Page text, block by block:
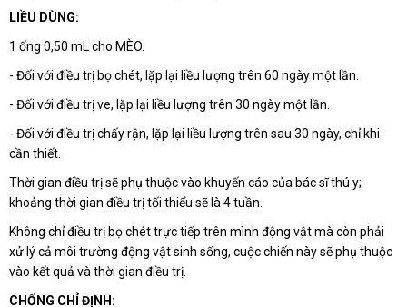
LIỀU DÙNG:
1 ống 0,50 mL cho MÈO.
- Đối với điều trị bọ chét, lặp lại liều lượng trên 60 ngày một lần.
- Đối với điều trị ve, lặp lại liều lượng trên 30 ngày một lần.
- Đối với điều trị chấy rận, lặp lại liều lượng trên sau 30 ngày, chỉ khi
cần thiết.
Thời gian điều trị sẽ phụ thuộc vào khuyến cáo của bác sĩ thú y;
khoảng thời gian điều trị tối thiểu sẽ là 4 tuần.
Không chỉ điều trị bọ chét trực tiếp trên mình động vật mà còn phải
xử lý cả môi trường động vật sinh sống, cuộc chiến này sẽ phụ thuộc
vào kết quả và thời gian điều trị.
CHỐNG CHỈ ĐỊNH: